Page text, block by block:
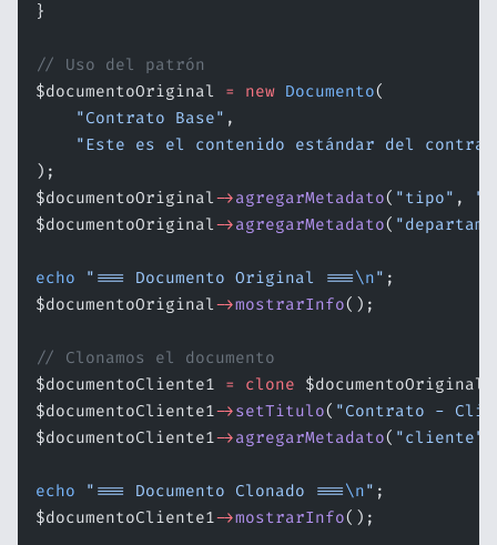
}
// Uso del patrón
$documentoOriginal = new Documento(
    "Contrato Base"
,
"Este es el contenido estándar del
);
$documentoOriginal->agregarMetadato( "tipo" ,
$documentoOriginal->agregarMetadato(
echo "=== Documento Original ===\n" ;
$documentoOriginal->mostrarInfo();
// Clonamos el documento
$documentoCliente1 = clone $documentoOriginal;
$documentoCliente1->setTitulo( "Contrato -
$documentoCliente1->agregarMetadato( "cliente"
echo "=== Documento Clonado ===\n" ;
$documentoCliente1->mostrarInfo();